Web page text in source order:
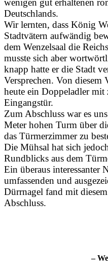
wenigen gut erhaltenen
Deutschlands.
Wir lernten, dass König
Stadtvätern aufwändig
dem Wenzelsaal die
musste sich aber
knapp hatte er die Stadt
Versprechen. Von diesem
heute ein Doppeladler mit
Eingangstür.
Zum Abschluss war es
Meter hohen Turm über
das Türmerzimmer zu
Die Mühsal hat sich
Rundblicks aus dem
Ein überaus interessanter
umfassenden und
Dürrnagel fand mit
Abschluss.
–